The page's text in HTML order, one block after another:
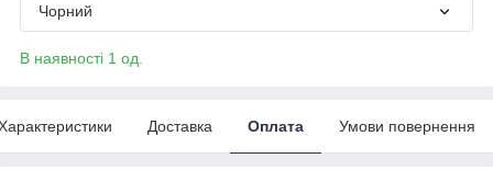
Чорний
В наявності 1 од.
Доставка Оплата Умови повернення